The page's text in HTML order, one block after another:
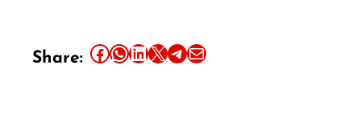
Share: Share this article on Facebook Share this article on WhatsApp Share this article on LinkedIn Share this article on X Share this article on TelegramEmail this Article